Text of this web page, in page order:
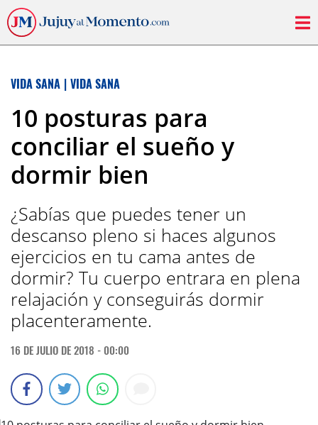
VIDA SANA | VIDA SANA
10 posturas para
conciliar el sueño y
dormir bien
¿Sabías que puedes tener un
descanso pleno si haces algunos
ejercicios en tu cama antes de
dormir? Tu cuerpo entrara en plena
relajación y conseguirás dormir
placenteramente.
16 DE JULIO DE 2018 - 00:00